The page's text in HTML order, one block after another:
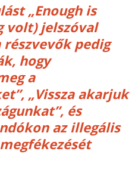
„Enough is
volt) jelszóval
pedig
hogy
a
, „Vissza akarjuk
, és
az illegális